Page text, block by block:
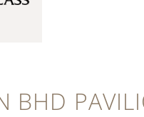
BHD